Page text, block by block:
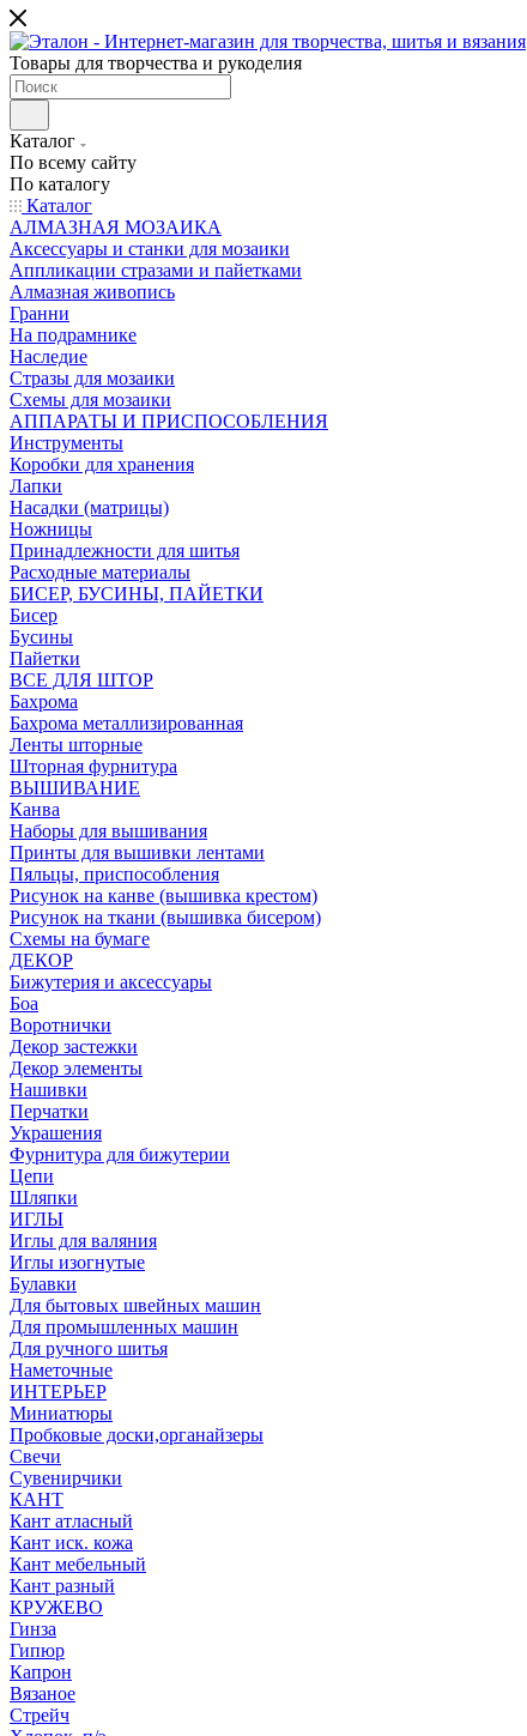
Товары для творчества и рукоделия
Каталог
По всему сайту
По каталогу
Каталог
АЛМАЗНАЯ МОЗАИКА
Аксессуары и станки для мозаики
Аппликации стразами и пайетками
Алмазная живопись
Гранни
На подрамнике
Наследие
Стразы для мозаики
Схемы для мозаики
АППАРАТЫ И ПРИСПОСОБЛЕНИЯ
Инструменты
Коробки для хранения
Лапки
Насадки (матрицы)
Ножницы
Принадлежности для шитья
Расходные материалы
БИСЕР, БУСИНЫ, ПАЙЕТКИ
Бисер
Бусины
Пайетки
ВСЕ ДЛЯ ШТОР
Бахрома
Бахрома металлизированная
Ленты шторные
Шторная фурнитура
ВЫШИВАНИЕ
Канва
Наборы для вышивания
Принты для вышивки лентами
Пяльцы, приспособления
Рисунок на канве (вышивка крестом)
Рисунок на ткани (вышивка бисером)
Схемы на бумаге
ДЕКОР
Бижутерия и аксессуары
Боа
Воротнички
Декор застежки
Декор элементы
Нашивки
Перчатки
Украшения
Фурнитура для бижутерии
Цепи
Шляпки
ИГЛЫ
Иглы для валяния
Иглы изогнутые
Булавки
Для бытовых швейных машин
Для промышленных машин
Для ручного шитья
Наметочные
ИНТЕРЬЕР
Миниатюры
Пробковые доски,органайзеры
Свечи
Сувенирчики
КАНТ
Кант атласный
Кант иск. кожа
Кант мебельный
Кант разный
КРУЖЕВО
Гинза
Гипюр
Капрон
Вязаное
Стрейч